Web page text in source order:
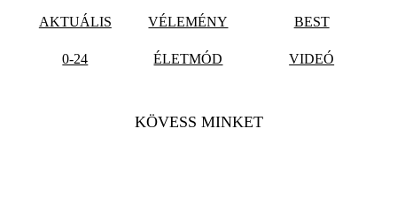
AKTUÁLIS VÉLEMÉNY BEST
0-24 ÉLETMÓD VIDEÓ
KÖVESS MINKET